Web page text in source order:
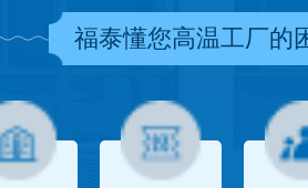
福泰懂您高温工厂的